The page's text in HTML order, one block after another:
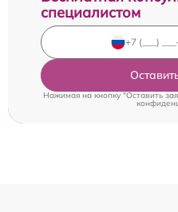
специалистом
Нажимая на кнопку "Оставить